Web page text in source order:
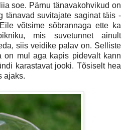
soe. Pärnu tänavakohvikud on
tänavad suvitajate saginat täis -
võtsime sõbrannaga ette ka
mis suvetunnet ainult
siis veidike palav on. Selliste
on mul aga kapis pidevalt kann
karastavat jooki. Tõsiselt hea
ajaks.